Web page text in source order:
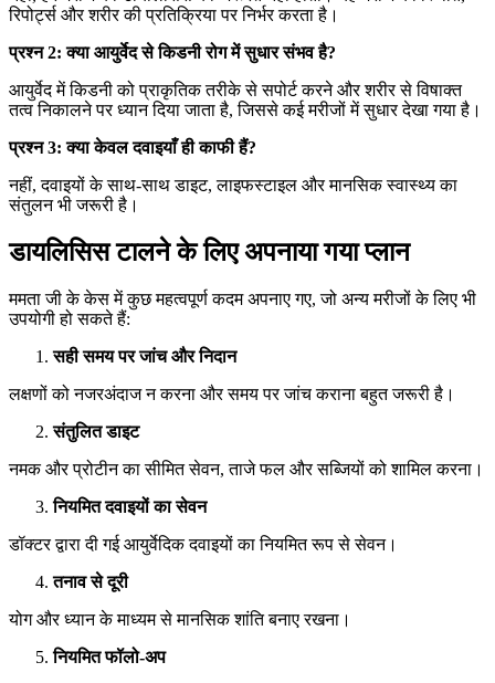
रिपोर्ट्स और शरीर की प्रतिक्रिया पर निर्भर करता है।
प्रश्न 2: क्या आयुर्वेद से किडनी रोग में सुधार संभव है?
आयुर्वेद में किडनी को प्राकृतिक तरीके से सपोर्ट करने और शरीर से विषाक्त
तत्व निकालने पर ध्यान दिया जाता है, जिससे कई मरीजों में सुधार देखा गया है।
प्रश्न 3: क्या केवल दवाइयाँ ही काफी हैं?
नहीं, दवाइयों के साथ-साथ डाइट, लाइफस्टाइल और मानसिक स्वास्थ्य का
संतुलन भी जरूरी है।
डायलिसिस टालने के लिए अपनाया गया प्लान
ममता जी के केस में कुछ महत्वपूर्ण कदम अपनाए गए, जो अन्य मरीजों के लिए भी
उपयोगी हो सकते हैं:
सही समय पर जांच और निदान
लक्षणों को नजरअंदाज न करना और समय पर जांच कराना बहुत जरूरी है।
संतुलित डाइट
नमक और प्रोटीन का सीमित सेवन, ताजे फल और सब्जियों को शामिल करना।
नियमित दवाइयों का सेवन
डॉक्टर द्वारा दी गई आयुर्वेदिक दवाइयों का नियमित रूप से सेवन।
तनाव से दूरी
योग और ध्यान के माध्यम से मानसिक शांति बनाए रखना।
नियमित फॉलो-अप